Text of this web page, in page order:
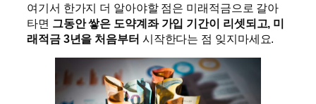
여기서 한가지 더 알아야할 점은 미래적금으로 갈아
타면 그동안 쌓은 도약계좌 가입 기간이 리셋되고, 미
래적금 3년을 처음부터 시작한다는 점 잊지마세요.